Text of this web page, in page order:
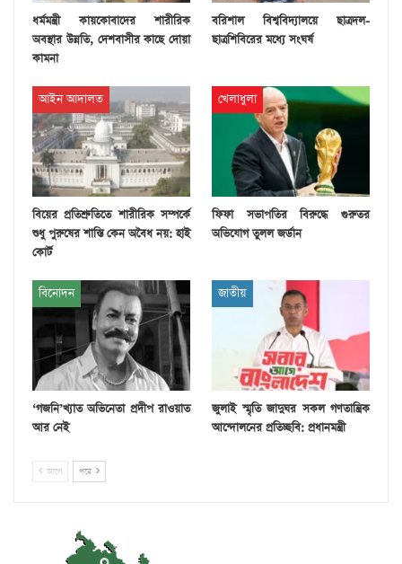
ধর্মমন্ত্রী কায়কোবাদের শারীরিক
অবস্থার উন্নতি, দেশবাসীর কাছে দোয়া
কামনা
বরিশাল বিশ্ববিদ্যালয়ে ছাত্রদল-
ছাত্রশিবিরের মধ্যে সংঘর্ষ
আইন আদালত
বিয়ের প্রতিশ্রুতিতে শারীরিক সম্পর্কে
শুধু পুরুষের শাস্তি কেন অবৈধ নয়: হাই
কোর্ট
খেলাধুলা
ফিফা সভাপতির বিরুদ্ধে গুরুতর
অভিযোগ তুলল জর্ডান
বিনোদন
‘গজনি’খ্যাত অভিনেতা প্রদীপ রাওয়াত
আর নেই
জাতীয়
জুলাই স্মৃতি জাদুঘর সকল গণতান্ত্রিক
আন্দোলনের প্রতিচ্ছবি: প্রধানমন্ত্রী
আগে পরে